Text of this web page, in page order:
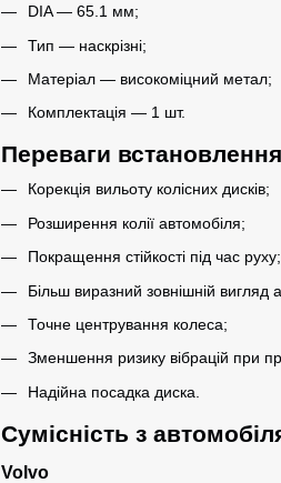
DIA — 65.1 мм;
Тип — наскрізні;
Матеріал — високоміцний метал;
Комплектація — 1 шт.
Переваги
Корекція вильоту колісних дисків;
Розширення колії автомобіля;
Покращення стійкості під час руху;
Більш виразний зовнішній вигляд
Точне центрування колеса;
Зменшення ризику вібрацій при
Надійна посадка диска.
Сумісність з
Volvo